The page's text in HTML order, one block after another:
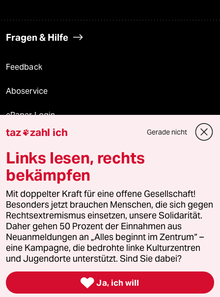
Fragen & Hilfe
Feedback
Aboservice
ePaper Login
Downloads für Abonnierende
© 2026 taz Verlags und Vertriebs GmbH
Alle Rechte vorbehalten. Bei rechtlichen Fragen oder für Genehmigungen
wenden Sie sich bitte an
lizenzen@taz.de
Feedback Redaktionsstatut Kommune-Richtlinien
Leitlinie Informant Datenschutz Impressum AGB
Seitenwende Einwilligungen widerrufen (Ads)
taz zahl ich Gerade nicht
Links lesen, rechts
bekämpfen
Mit doppelter Kraft für eine offene Gesellschaft!
Besonders jetzt brauchen Menschen, die sich gegen
Rechtsextremismus einsetzen, unsere Solidarität.
Daher gehen 50 Prozent der Einnahmen aus
Neuanmeldungen an „Alles beginnt im Zentrum“ –
eine Kampagne, die bedrohte linke Kulturzentren
und Jugendorte unterstützt. Sind Sie dabei?
 Ja, ich will